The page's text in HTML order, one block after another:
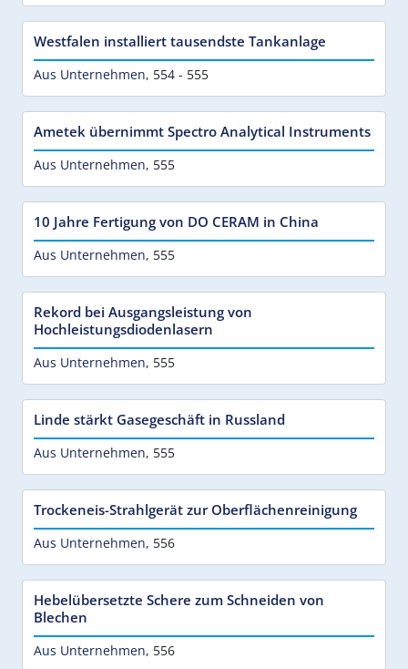
Westfalen installiert tausendste Tankanlage
Aus Unternehmen, 554 - 555
Ametek übernimmt Spectro Analytical Instruments
Aus Unternehmen, 555
10 Jahre Fertigung von DO CERAM in China
Aus Unternehmen, 555
Rekord bei Ausgangsleistung von
Hochleistungsdiodenlasern
Aus Unternehmen, 555
Linde stärkt Gasegeschäft in Russland
Aus Unternehmen, 555
Trockeneis-Strahlgerät zur Oberflächenreinigung
Aus Unternehmen, 556
Hebelübersetzte Schere zum Schneiden von
Blechen
Aus Unternehmen, 556